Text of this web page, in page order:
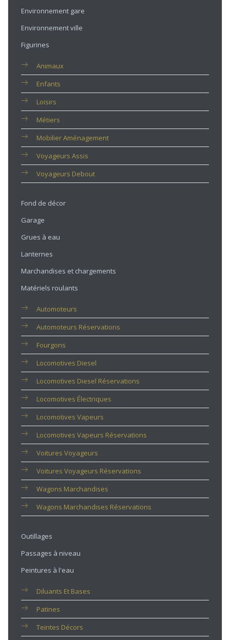
Environnement gare
Environnement ville
Figurines
Animaux
Enfants
Loisirs
Métiers
Mobilier Aménagement
Voyageurs Assis
Voyageurs Debout
Fond de décor
Garage
Grues à eau
Lanternes
Marchandises et chargements
Matériels roulants
Automoteurs
Automoteurs Réservations
Fourgons
Locomotives Diesel
Locomotives Diesel Réservations
Locomotives Électriques
Locomotives Vapeurs
Locomotives Vapeurs Réservations
Voitures Voyageurs
Voitures Voyageurs Réservations
Wagons Marchandises
Wagons Marchandises Réservations
Outillages
Passages à niveau
Peintures à l'eau
Diluants Et Bases
Patines
Teintes Décors